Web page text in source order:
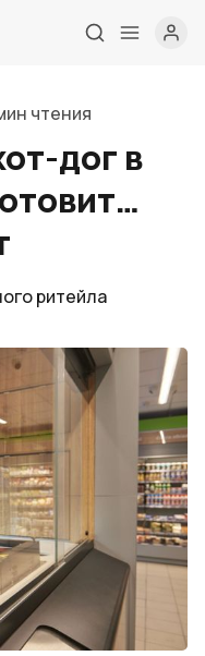
чтения
дог в
ритейла